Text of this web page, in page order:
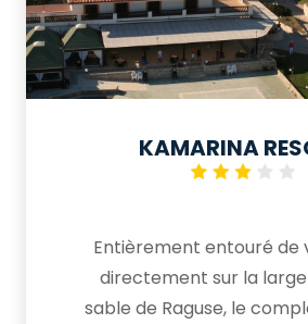
KAMARINA
Entièrement entouré de
directement sur la
sable de Raguse, le